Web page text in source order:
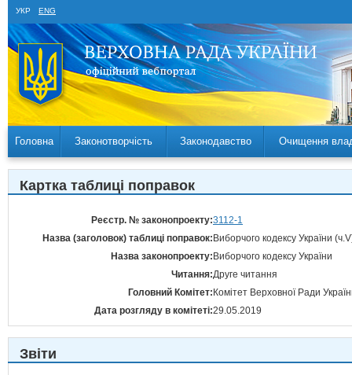
УКР ENG
Головна Законотворчість Законодавство Очищення
Картка таблиці поправок
Реєстр. № законопроекту:3112-1
Назва (заголовок) таблиці поправок: Виборчого кодексу України
Назва законопроекту: Виборчого кодексу України
Читання:Друге читання
Головний Комітет: Комітет Верховної Ради
Дата розгляду в комітеті:29.05.2019
Звіти